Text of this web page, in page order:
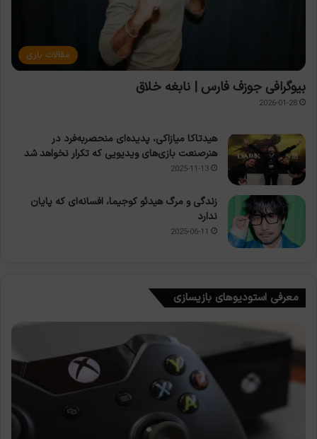
مقالات بازی
بیوگرافی جوزف فارس | نابغه خلاق
2026-01-28
هیدتاکا میازاکی، پدیده‌ای منحصربه‌فرد در
هنرصنعت بازی‌های ویدیویی که تکرار نخواهد شد
2025-11-13
زندگی و مرگ هیدئو کوجیما، افسانه‌ای که پایان
ندارد
2025-06-11
معرفی استودیوهای بازیسازی